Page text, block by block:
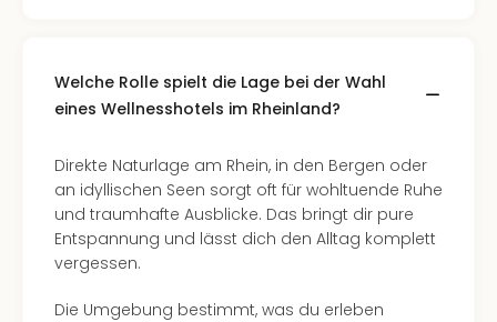
Welche Rolle spielt die Lage bei der Wahl
eines Wellnesshotels im Rheinland?
Direkte Naturlage am Rhein, in den Bergen oder
an idyllischen Seen sorgt oft für wohltuende Ruhe
und traumhafte Ausblicke. Das bringt dir pure
Entspannung und lässt dich den Alltag komplett
vergessen.
Die Umgebung bestimmt, was du erleben